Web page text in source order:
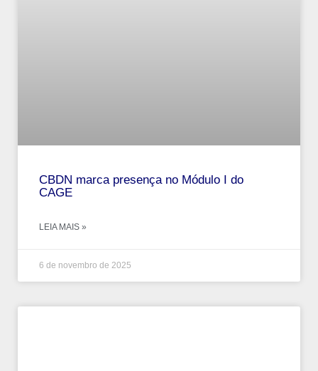
CBDN marca presença no Módulo I do
CAGE
LEIA MAIS »
6 de novembro de 2025